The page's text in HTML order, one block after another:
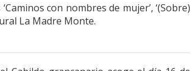
con nombres de mujer’, ‘(Sobre)
La Madre Monte.